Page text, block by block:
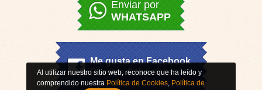
Enviar por
WHATSAPP
Me gusta en Facebook
Recetas Soberanas
Al utilizar nuestro sitio web, reconoce que ha leído y
comprendido nuestra Política de Cookies Política de